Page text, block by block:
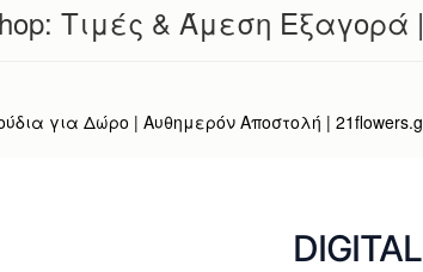
Τιμές & Άμεση
για Δώρο | Αυθημερόν Αποστολή |